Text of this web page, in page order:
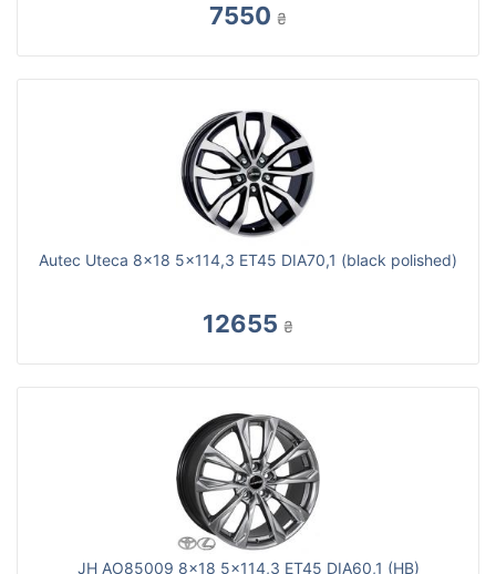
7550 ₴
Autec Uteca 8x18 5x114,3 ET45 DIA70,1 (black polished)
12655 ₴
JH AO85009 8x18 5x114,3 ET45 DIA60,1 (HB)